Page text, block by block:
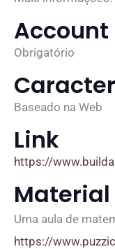
Account
Obrigatório
Baseado na Web
Link
https://
Uma aula de
https://